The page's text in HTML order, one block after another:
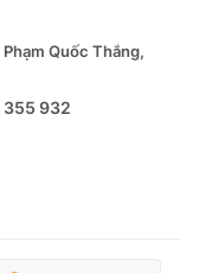
Quốc Thắng,
932